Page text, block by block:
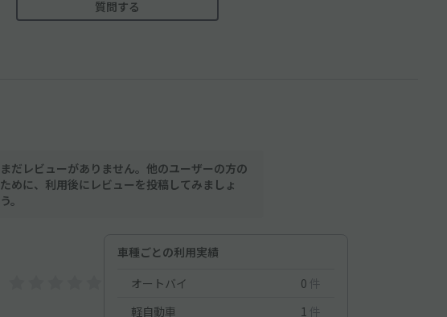
質問する
まだレビューがありません。他のユーザーの方の
ために、利用後にレビューを投稿してみましょ
う。
車種ごとの利用実績
オートバイ
0 件
軽自動車
1 件